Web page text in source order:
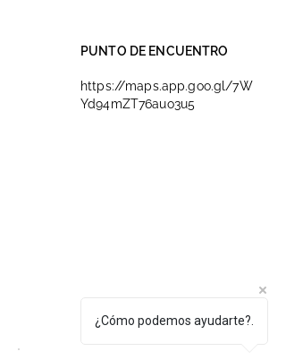
PUNTO DE ENCUENTRO
https://maps.app.goo.gl/7W
Yd94mZT76auo3u5
¿Cómo podemos ayudarte?.